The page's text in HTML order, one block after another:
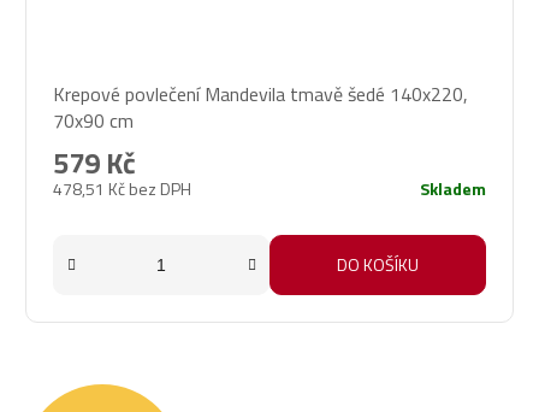
Krepové povlečení Mandevila tmavě šedé 140x220,
70x90 cm
478,51 Kč bez DPH
579 Kč
Skladem
DO KOŠÍKU